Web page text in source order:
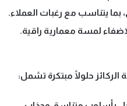
بما يتناسب مع رغبات العملاء.
لمسة معمارية راقية.
حلولًا مبتكرة تشمل: